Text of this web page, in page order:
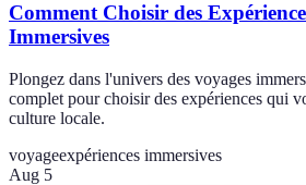
Comment Choisir des
Immersives
Plongez dans l'univers des voyages
complet pour choisir des expériences qui
culture locale.
voyageexpériences immersives
Aug 5